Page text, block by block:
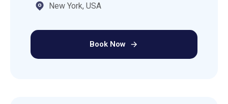
New York, USA
Book Now